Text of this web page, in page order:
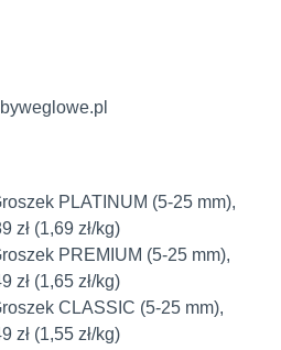
PLATINUM (5‑25 mm),
zł (1,69 zł/kg)
PREMIUM (5‑25 mm),
zł (1,65 zł/kg)
CLASSIC (5‑25 mm),
zł (1,55 zł/kg)